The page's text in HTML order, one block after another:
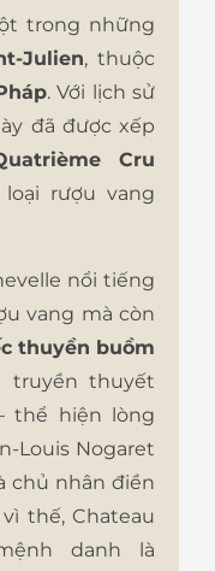
trong những
Julien, thuộc
. Với lịch sử
đã được xếp
Cru
rượu vang
nổi tiếng
vang mà còn
thuyền buồm
truyền thuyết
thể hiện lòng
Louis Nogaret
chủ nhân điền
thế, Chateau
danh là